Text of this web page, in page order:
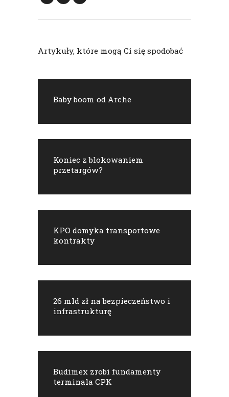
Artykuły, które mogą Ci się spodobać
Baby boom od Arche
Koniec z blokowaniem
przetargów?
KPO domyka transportowe
kontrakty
26 mld zł na bezpieczeństwo i
infrastrukturę
Budimex zrobi fundamenty
terminala CPK